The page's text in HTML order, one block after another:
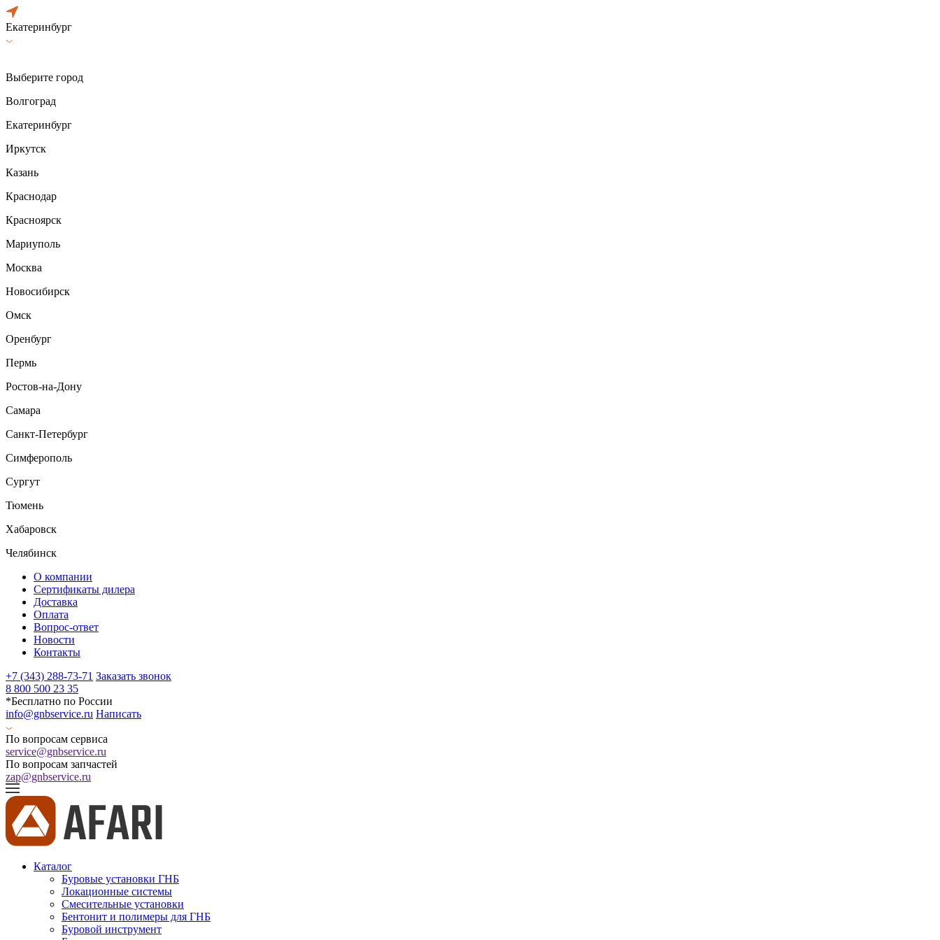
Екатеринбург
Выберите город
Волгоград
Екатеринбург
Иркутск
Казань
Краснодар
Красноярск
Мариуполь
Москва
Новосибирск
Омск
Оренбург
Пермь
Ростов-на-Дону
Самара
Санкт-Петербург
Симферополь
Сургут
Тюмень
Хабаровск
Челябинск
О компании
Сертификаты дилера
Доставка
Оплата
Вопрос-ответ
Новости
Контакты
+7 (343) 288-73-71 Заказать звонок
8 800 500 23 35
*Бесплатно по России
info@gnbservice.ru Написать
По вопросам сервиса
service@gnbservice.ru
По вопросам запчастей
zap@gnbservice.ru
Каталог
Буровые установки ГНБ
Локационные системы
Смесительные установки
Бентонит и полимеры для ГНБ
Буровой инструмент